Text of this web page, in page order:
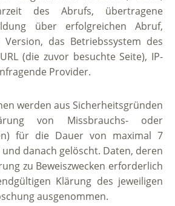
des Abrufs, übertragene
über erfolgreichen Abruf,
das Betriebssystem des
(die zuvor besuchte Seite), IP-
Provider.
werden aus Sicherheitsgründen
von Missbrauchs- oder
für die Dauer von maximal 7
danach gelöscht. Daten, deren
zu Beweiszwecken erforderlich
Klärung des jeweiligen
ausgenommen.